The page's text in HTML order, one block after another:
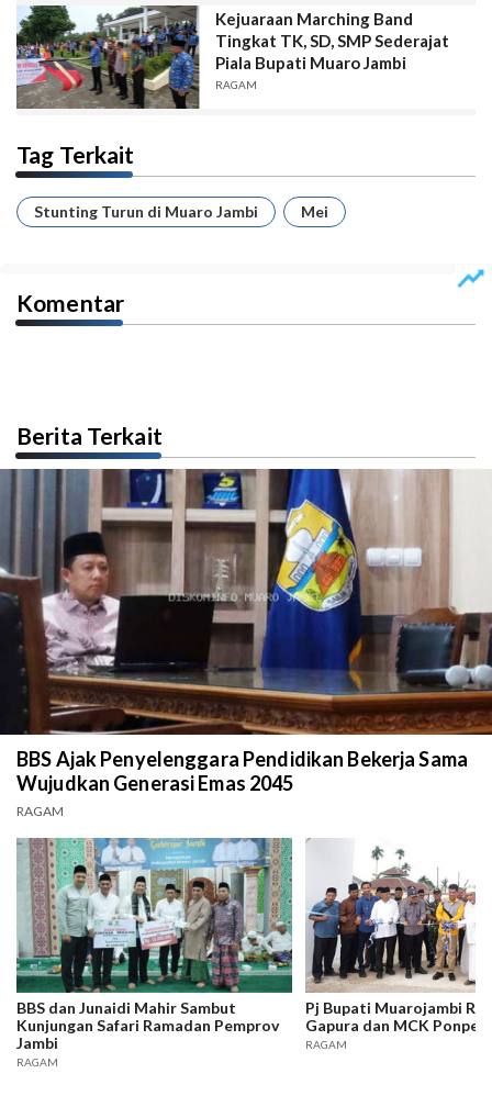
Kejuaraan Marching Band
Tingkat TK, SD, SMP Sederajat
Piala Bupati Muaro Jambi
RAGAM
Tag Terkait
Stunting Turun di Muaro Jambi Mei
Komentar
Berita Terkait
BBS Ajak Penyelenggara Pendidikan Bekerja Sama
Wujudkan Generasi Emas 2045
RAGAM
BBS dan Junaidi Mahir Sambut
Kunjungan Safari Ramadan Pemprov
Jambi
RAGAM
Pj Bupati Muarojambi
Gapura dan MCK Ponpes
RAGAM